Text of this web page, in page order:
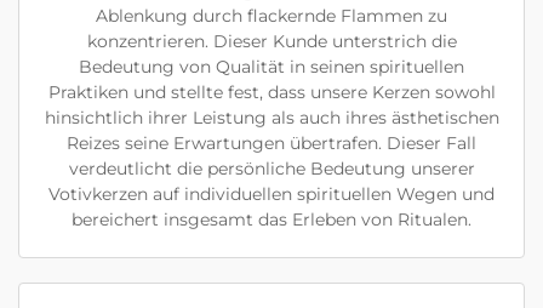
Ablenkung durch flackernde Flammen zu
konzentrieren. Dieser Kunde unterstrich die
Bedeutung von Qualität in seinen spirituellen
Praktiken und stellte fest, dass unsere Kerzen sowohl
hinsichtlich ihrer Leistung als auch ihres ästhetischen
Reizes seine Erwartungen übertrafen. Dieser Fall
verdeutlicht die persönliche Bedeutung unserer
Votivkerzen auf individuellen spirituellen Wegen und
bereichert insgesamt das Erleben von Ritualen.